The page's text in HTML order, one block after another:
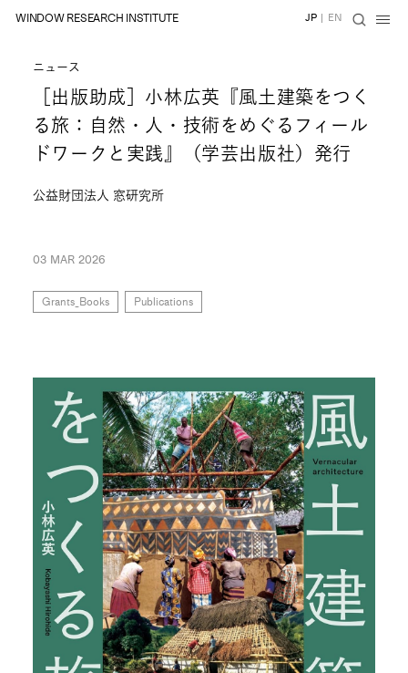
WINDOW RESEARCH INSTITUTE JP | EN
ニュース
［出版助成］小林広英『風土建築をつく
る旅：自然・人・技術をめぐるフィール
ドワークと実践』（学芸出版社）発行
公益財団法人 窓研究所
03 MAR 2026
Grants_Books Publications